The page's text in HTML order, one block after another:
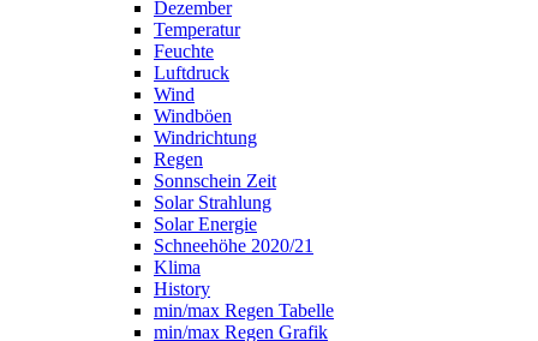
Dezember
Temperatur
Feuchte
Luftdruck
Wind
Windböen
Windrichtung
Regen
Sonnschein Zeit
Solar Strahlung
Solar Energie
Schneehöhe 2020/21
Klima
History
min/max Regen Tabelle
min/max Regen Grafik